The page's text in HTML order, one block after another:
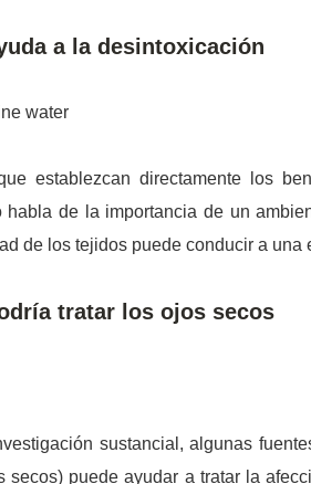
a la desintoxicación
establezcan directamente los
habla de la importancia de un
de los tejidos puede conducir a
tratar los ojos secos
sustancial, algunas
secos) puede ayudar a tratar la